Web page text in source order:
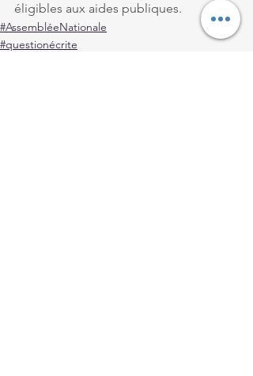
éligibles aux aides publiques.
#AssembléeNationale
#questionécrite